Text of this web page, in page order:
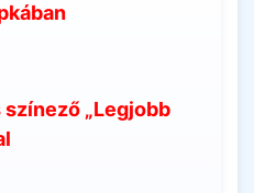
„Legjobb